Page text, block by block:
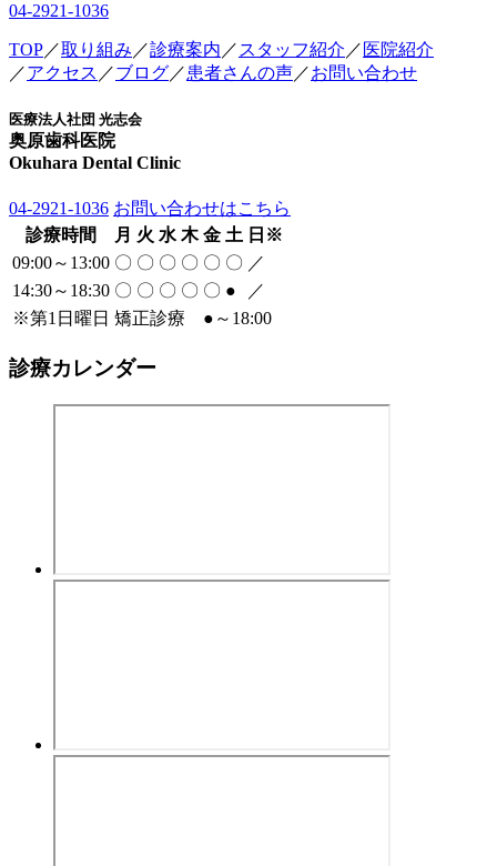
04-2921-1036
TOP／取り組み ／診療案内 ／ スタッフ紹介 ／ 医院紹介
／アクセス ／ブログ／患者さんの声／お問い合わせ
医療法人社団 光志会
奥原歯科医院
Okuhara Dental Clinic
04-2921-1036 お問い合わせはこちら
診療時間
月 火 水 木 金 土 日 ※
09:00～13:00 〇 〇 〇 〇 〇 〇 ／
14:30～18:30 〇 〇 〇 〇 〇 ●
／
※第1日曜日 矯正診療 ● ～18:00
診療カレンダー